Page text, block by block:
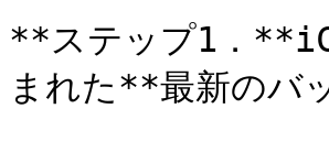
**ステップ1．
まれた**最新のバ